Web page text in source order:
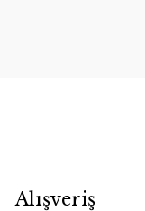
Alışveriş